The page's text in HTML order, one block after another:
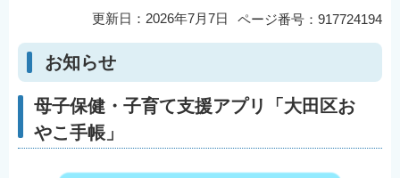
ら
ページ番号：917724194
更新日：2026年7月7日
お知らせ
母子保健・子育て支援アプリ「大田区お
やこ手帳」